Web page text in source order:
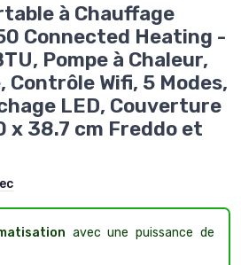
à Chauffage
Connected Heating -
Pompe à Chaleur,
Contrôle Wifi, 5 Modes,
LED, Couverture
x 38.7 cm Freddo et
avec une puissance de